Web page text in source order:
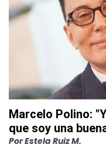
Marcelo Polino:
que soy una
PorEstela Ruiz M.